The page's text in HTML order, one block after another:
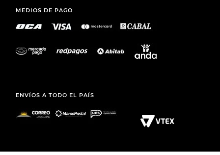
MEDIOS DE PAGO
ENVÍOS A TODO EL PAÍS